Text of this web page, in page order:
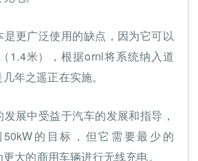
更广泛使用的缺点，因为它可以
1.4米），根据ornl将系统纳入道
年之遥正在实施。
展中受益于汽车的发展和指导，
的目标，但它需要最少的
大的商用车辆进行无线充电。